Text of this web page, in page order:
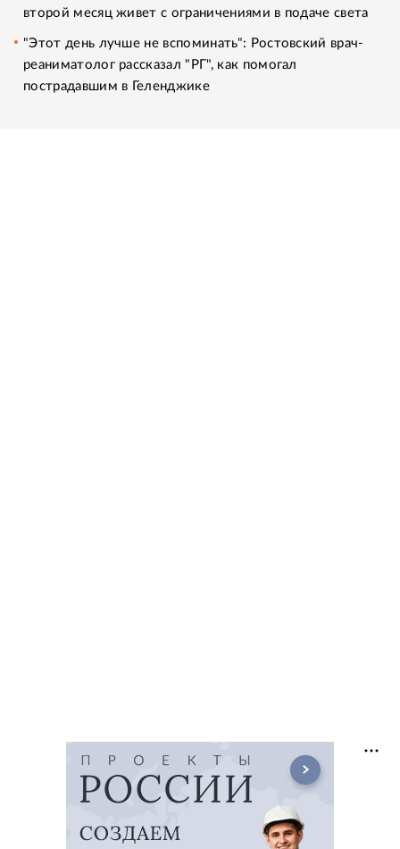
второй месяц живет с ограничениями в подаче света
"Этот день лучше не вспоминать": Ростовский врач-
реаниматолог рассказал "РГ", как помогал
пострадавшим в Геленджике